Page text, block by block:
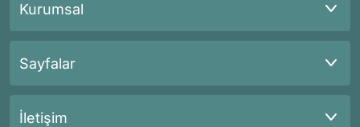
Kurumsal
Sayfalar
İletişim